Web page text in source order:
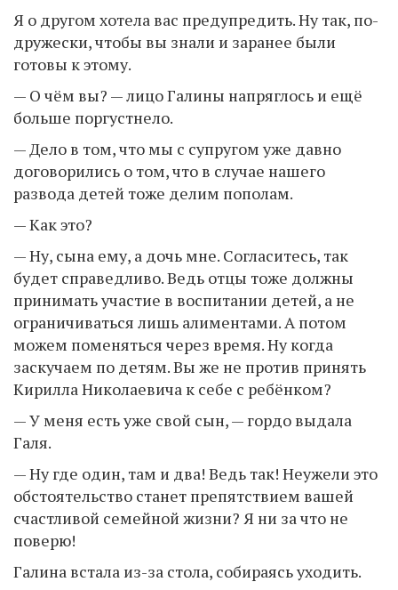
Я о другом хотела вас предупредить. Ну так, по-
дружески, чтобы вы знали и заранее были
готовы к этому.
— О чём вы? — лицо Галины напряглось и ещё
больше поргустнело.
— Дело в том, что мы с супругом уже давно
договорились о том, что в случае нашего
развода детей тоже делим пополам.
— Как это?
— Ну, сына ему, а дочь мне. Согласитесь, так
будет справедливо. Ведь отцы тоже должны
принимать участие в воспитании детей, а не
ограничиваться лишь алиментами. А потом
можем поменяться через время. Ну когда
заскучаем по детям. Вы же не против принять
Кирилла Николаевича к себе с ребёнком?
— У меня есть уже свой сын, — гордо выдала
Галя.
— Ну где один, там и два! Ведь так! Неужели это
обстоятельство станет препятствием вашей
счастливой семейной жизни? Я ни за что не
поверю!
Галина встала из-за стола, собираясь уходить.